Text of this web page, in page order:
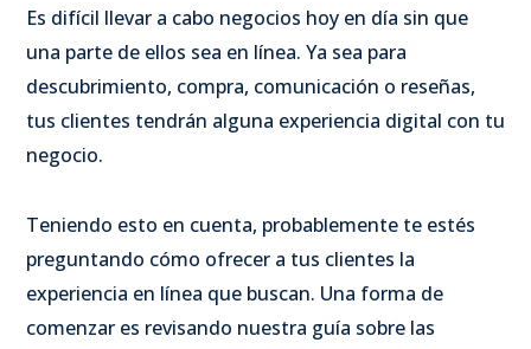
Es difícil llevar a cabo negocios hoy en día sin que
una parte de ellos sea en línea. Ya sea para
descubrimiento, compra, comunicación o reseñas,
tus clientes tendrán alguna experiencia digital con tu
negocio.
Teniendo esto en cuenta, probablemente te estés
preguntando cómo ofrecer a tus clientes la
experiencia en línea que buscan. Una forma de
comenzar es revisando nuestra guía sobre las